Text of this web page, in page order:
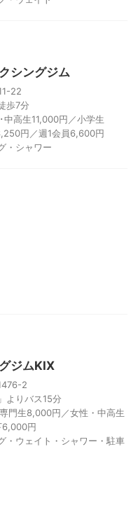
シングジム
22
歩7分
高生11,000円／小学生
円／週1会員6,600円
・シャワー
ジムKIX
2
よりバス15分
門生8,000円／女性・中高生
6,000円
・ウェイト・シャワー・駐車